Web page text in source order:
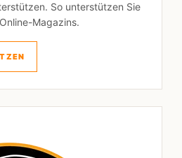
So unterstützen Sie
Magazins.